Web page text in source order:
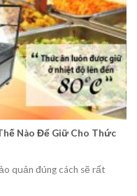
Nào Để Giữ Cho Thức
quản đúng cách sẽ rất